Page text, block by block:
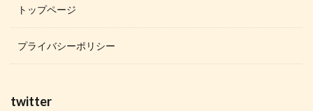
トップページ
プライバシーポリシー
twitter